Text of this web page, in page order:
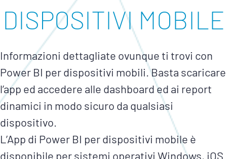
DISPOSITIVI MOBILE
Informazioni dettagliate ovunque ti trovi con
Power BI per dispositivi mobili. Basta scaricare
l’app ed accedere alle dashboard ed ai report
dinamici in modo sicuro da qualsiasi
dispositivo.
L’App di Power BI per dispositivi mobile è
disponibile per sistemi operativi Windows, iOS